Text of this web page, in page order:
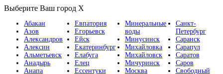
Выберите Ваш город X
Абакан
Азов
Александров
Алексин
Альметьевск
Анадырь
Анапа
Евпатория
Егорьевск
Ейск
Екатеринбург
Елабуга
Елец
Ессентуки
Минеральные
воды
Минусинск
Михайловка
Михайловск
Мичуринск
Москва
Санкт-
Петербург
Саранск
Сарапул
Саратов
Саров
Свободный